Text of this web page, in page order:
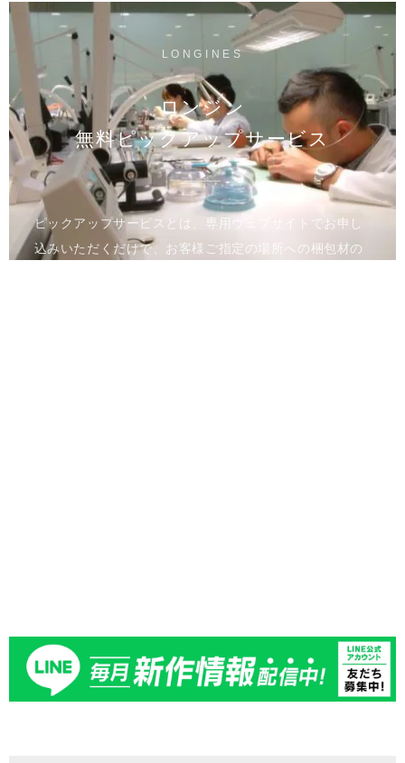
LONGINES
ロンジン
無料ピックアップサービス
ピックアップサービスとは、専用ウェブサイトでお申し
込みいただくだけで、お客様ご指定の場所への梱包材の